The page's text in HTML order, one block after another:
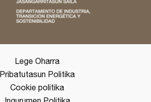
Lege Oharra
Pribatutasun Politika
Cookie politika